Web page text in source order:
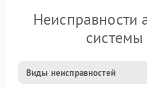
Неисправности
системы
Виды неисправностей